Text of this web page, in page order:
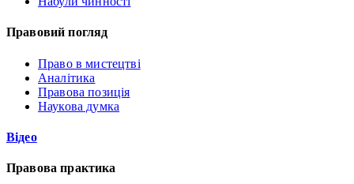
Правовий погляд
Право в мистецтві
Аналітика
Правова позиція
Наукова думка
Відео
Правова практика